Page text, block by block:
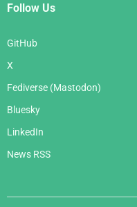
Follow Us
GitHub
X
Fediverse (Mastodon)
Bluesky
LinkedIn
News RSS